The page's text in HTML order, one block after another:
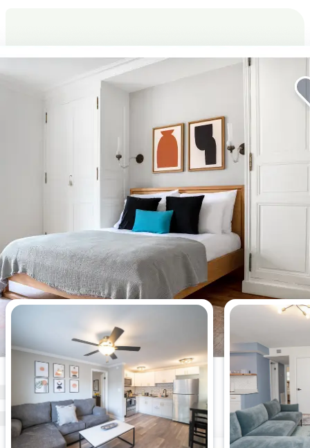
이번 주에 가장 많이 조회된 아파트